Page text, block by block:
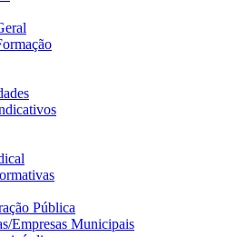
Pública
Empresas Municipais